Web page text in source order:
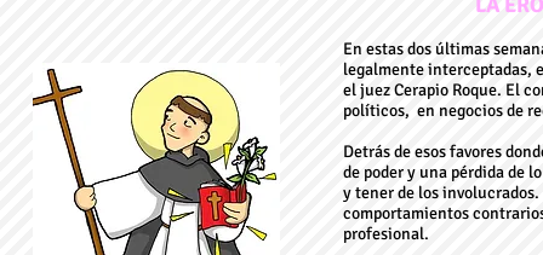
En estas dos últimas
legalmente interceptadas,
el juez Cerapio Roque. El
políticos, en negocios de
Detrás de esos favores
de poder y una pérdida de
y tener de los
comportamientos
profesional.